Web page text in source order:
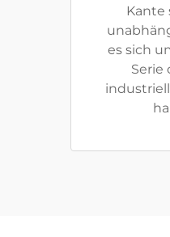
Kante
es sich
Serie